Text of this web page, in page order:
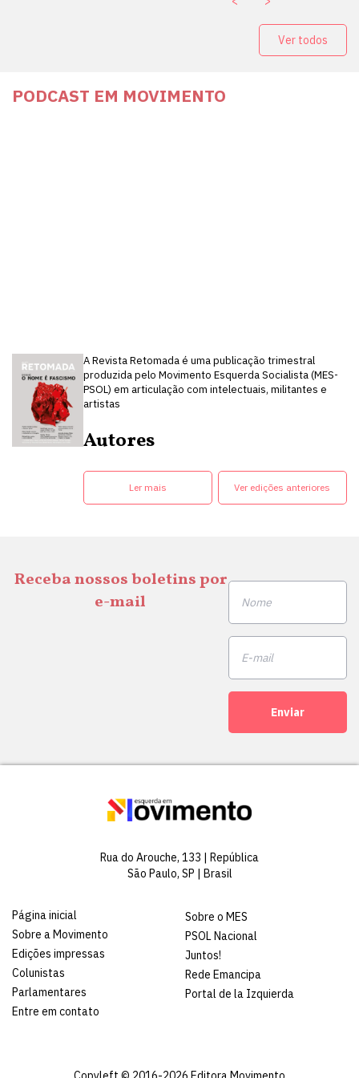
Ver todos
PODCAST EM MOVIMENTO
A Revista Retomada é uma publicação trimestral
produzida pelo Movimento Esquerda Socialista (MES-
PSOL) em articulação com intelectuais, militantes e
artistas
Autores
Ler mais Ver edições anteriores
Receba nossos boletins por
e-mail
Enviar
Rua do Arouche, 133 | República
São Paulo, SP | Brasil
Página inicial
Sobre a Movimento
Edições impressas
Colunistas
Parlamentares
Entre em contato
Sobre o MES
PSOL Nacional
Juntos!
Rede Emancipa
Portal de la Izquierda